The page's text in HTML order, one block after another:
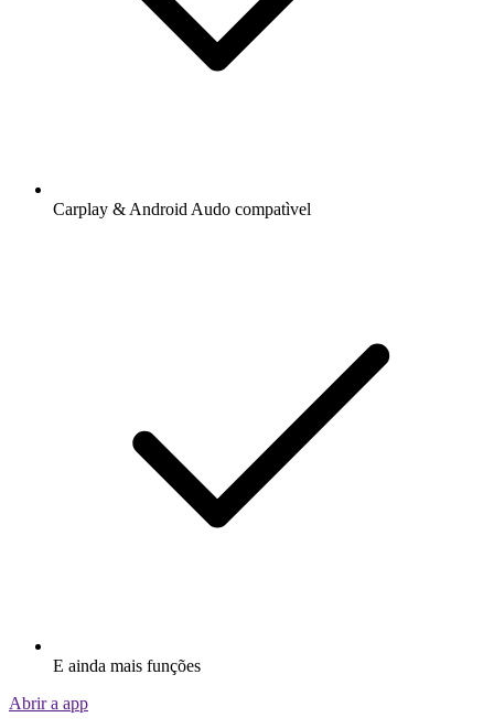
Carplay & Android Audo compatìvel
E ainda mais funções
Abrir a app